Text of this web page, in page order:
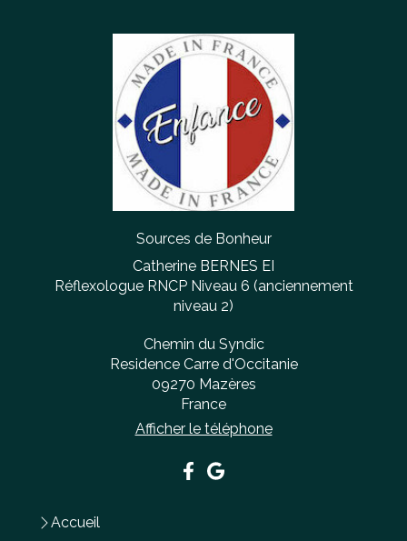
Sources de Bonheur
Catherine BERNES EI
Réflexologue RNCP Niveau 6 (anciennement
niveau 2)
Chemin du Syndic
Residence Carre d'Occitanie
09270 Mazères
France
Afficher le téléphone
Accueil